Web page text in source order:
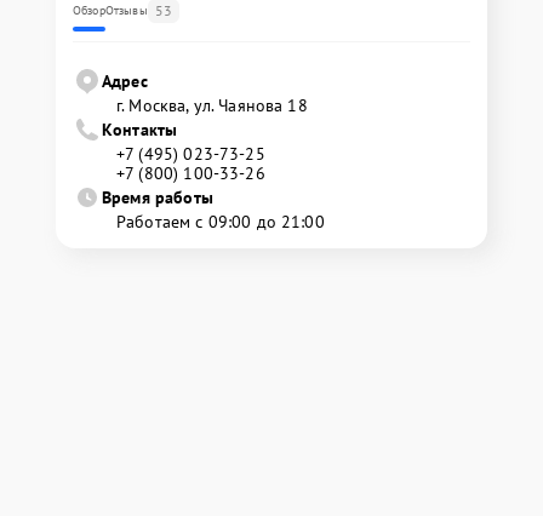
ОбзорОтзывы 53
Адрес
г. Москва, ул. Чаянова 18
Контакты
+7 (495) 023-73-25
+7 (800) 100-33-26
Время работы
Работаем с 09:00 до 21:00